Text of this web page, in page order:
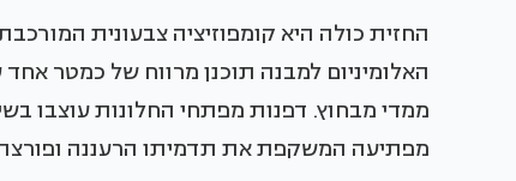
החזית כולה היא קומפוזיציה צבעונית
האלומיניום למבנה תוכנן מרווח של כמטר
ממדי מבחוץ. דפנות מפתחי החלונות עוצבו
מפתיעה המשקפת את תדמיתו הרעננה